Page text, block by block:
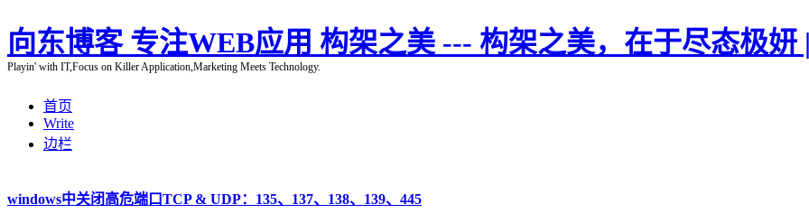
向东博客 专注WEB应用 构架之美 --- 构架之美，在于尽态极
Playin' with IT,Focus on Killer Application,Marketing Meets Technology.
首页
Write
边栏
windows中关闭高危端口TCP & UDP：135、137、138、139、445